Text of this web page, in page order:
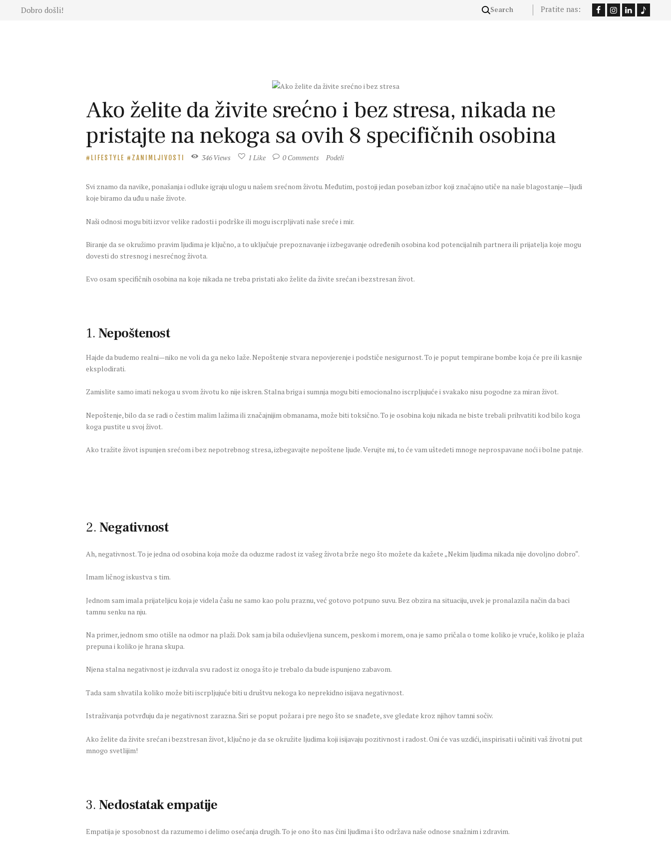
Dobro došli! Pratite nas:
Moda
Ako želite da živite srećno i bez stresa, nikada ne
pristajte na nekoga sa ovih 8 specifičnih osobina
LIFESTYLE ZANIMLJIVOSTI 346Views 1 Like 0Comments Podeli
Svi znamo da navike, ponašanja i odluke igraju ulogu u našem srećnom životu. Međutim, postoji jedan poseban izbor koji značajno utiče na naše blagostanje—ljudi
koje biramo da uđu u naše živote.
Naši odnosi mogu biti izvor velike radosti i podrške ili mogu iscrpljivati naše sreće i mir.
Biranje da se okružimo pravim ljudima je ključno, a to uključuje prepoznavanje i izbegavanje određenih osobina kod potencijalnih partnera ili prijatelja koje mogu
dovesti do stresnog i nesrećnog života.
Evo osam specifičnih osobina na koje nikada ne treba pristati ako želite da živite srećan i bezstresan život.
1. Nepoštenost
Hajde da budemo realni—niko ne voli da ga neko laže. Nepoštenje stvara nepovjerenje i podstiče nesigurnost. To je poput tempirane bombe koja će pre ili kasnije
eksplodirati.
Zamislite samo imati nekoga u svom životu ko nije iskren. Stalna briga i sumnja mogu biti emocionalno iscrpljujuće i svakako nisu pogodne za miran život.
Nepoštenje, bilo da se radi o čestim malim lažima ili značajnijim obmanama, može biti toksično. To je osobina koju nikada ne biste trebali prihvatiti kod bilo koga
koga pustite u svoj život.
Ako tražite život ispunjen srećom i bez nepotrebnog stresa, izbegavajte nepoštene ljude. Verujte mi, to će vam uštedeti mnoge neprospavane noći i bolne patnje.
2. Negativnost
Ah, negativnost. To je jedna od osobina koja može da oduzme radost iz vašeg života brže nego što možete da kažete „Nekim ljudima nikada nije dovoljno dobro“.
Imam ličnog iskustva s tim.
Jednom sam imala prijateljicu koja je videla čašu ne samo kao polu praznu, već gotovo potpuno suvu. Bez obzira na situaciju, uvek je pronalazila način da baci
tamnu senku na nju.
Na primer, jednom smo otišle na odmor na plaži. Dok sam ja bila oduševljena suncem, peskom i morem, ona je samo pričala o tome koliko je vruće, koliko je plaža
prepuna i koliko je hrana skupa.
Njena stalna negativnost je izduvala svu radost iz onoga što je trebalo da bude ispunjeno zabavom.
Tada sam shvatila koliko može biti iscrpljujuće biti u društvu nekoga ko neprekidno isijava negativnost.
Istraživanja potvrđuju da je negativnost zarazna. Širi se poput požara i pre nego što se snađete, sve gledate kroz njihov tamni sočiv.
Ako želite da živite srećan i bezstresan život, ključno je da se okružite ljudima koji isijavaju pozitivnost i radost. Oni će vas uzdići, inspirisati i učiniti vaš životni put
mnogo svetlijim!
3. Nedostatak empatije
Empatija je sposobnost da razumemo i delimo osećanja drugih. To je ono što nas čini ljudima i što održava naše odnose snažnim i zdravim.